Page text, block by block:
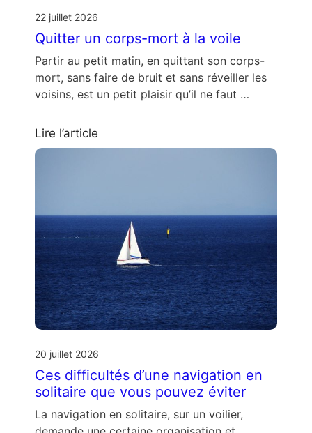
22 juillet 2026
Quitter un corps-mort à la voile
Partir au petit matin, en quittant son corps-
mort, sans faire de bruit et sans réveiller les
voisins, est un petit plaisir qu’il ne faut …
Lire l’article
20 juillet 2026
Ces difficultés d’une navigation en
solitaire que vous pouvez éviter
La navigation en solitaire, sur un voilier,